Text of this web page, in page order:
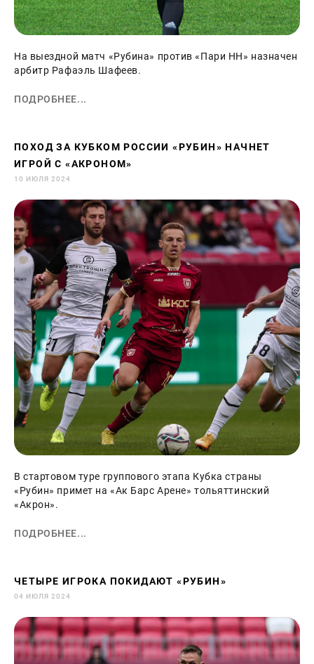
На выездной матч «Рубина» против «Пари НН» назначен
арбитр Рафаэль Шафеев.
ПОДРОБНЕЕ...
ПОХОД ЗА КУБКОМ РОССИИ «РУБИН» НАЧНЕТ
ИГРОЙ С «АКРОНОМ»
10 ИЮЛЯ 2024
В стартовом туре группового этапа Кубка страны
«Рубин» примет на «Ак Барс Арене» тольяттинский
«Акрон».
ПОДРОБНЕЕ...
ЧЕТЫРЕ ИГРОКА ПОКИДАЮТ «РУБИН»
04 ИЮЛЯ 2024